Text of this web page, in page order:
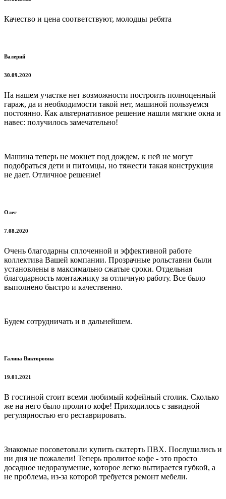
Качество и цена соответствуют, молодцы ребята
Валерий
30.09.2020
На нашем участке нет возможности построить полноценный
гараж, да и необходимости такой нет, машиной пользуемся
постоянно. Как альтернативное решение нашли мягкие окна и
навес: получилось замечательно!
Машина теперь не мокнет под дождем, к ней не могут
подобраться дети и питомцы, но тяжести такая конструкция
не дает. Отличное решение!
Олег
7.08.2020
Очень благодарны сплоченной и эффективной работе
коллектива Вашей компании. Прозрачные рольставни были
установлены в максимально сжатые сроки. Отдельная
благодарность монтажнику за отличную работу. Все было
выполнено быстро и качественно.
Будем сотрудничать и в дальнейшем.
Галина Викторовна
19.01.2021
В гостиной стоит всеми любимый кофейный столик. Сколько
же на него было пролито кофе! Приходилось с завидной
регулярностью его реставрировать.
Знакомые посоветовали купить скатерть ПВХ. Послушались и
ни дня не пожалели! Теперь пролитое кофе - это просто
досадное недоразумение, которое легко вытирается губкой, а
не проблема, из-за которой требуется ремонт мебели.